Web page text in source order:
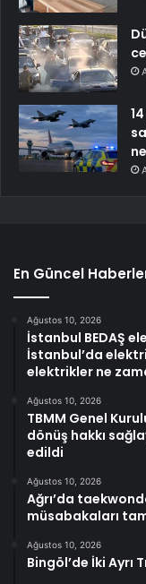
En Güncel
Ağustos 10, 2026
İstanbul BEDAŞ
İstanbul’da
elektrikler ne
Ağustos 10, 2026
TBMM Genel
dönüş hakkı
edildi
Ağustos 10, 2026
Ağrı’da
müsabakaları
Ağustos 10, 2026
Bingöl’de İki Ayrı